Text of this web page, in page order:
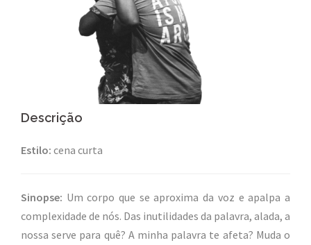
Descrição
Estilo: cena curta
Sinopse: Um corpo que se aproxima da voz e apalpa a
complexidade de nós. Das inutilidades da palavra, alada, a
nossa serve para quê? A minha palavra te afeta? Muda o